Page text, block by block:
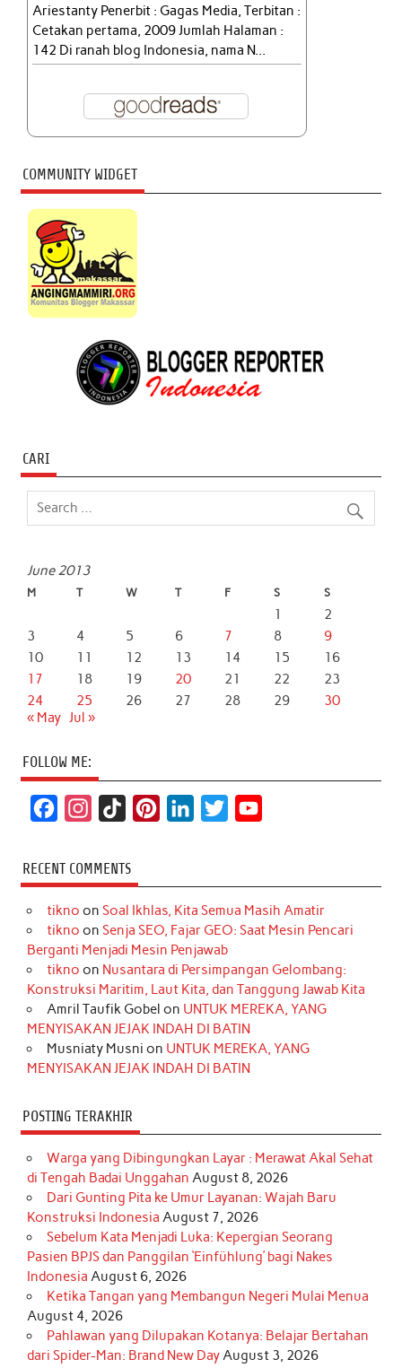
Ariestanty Penerbit : Gagas Media, Terbitan :
Cetakan pertama, 2009 Jumlah Halaman :
142 Di ranah blog Indonesia, nama N...
COMMUNITY WIDGET
CARI
June 2013
M T W T F S S
1
2
3
4 5 6 7 8
9
10
11 12 13 14 15
16
17
18 19 20 21 22
23
24
25 26 27 28 29
30
« May Jul »
FOLLOW ME:
c
e
b
o
k
s
t
a
r
a
m
k
T
o
k
t
e
r
e
s
t
k
e
d
I
n
t
t
r
T
u
e
RECENT COMMENTS
tikno on Soal Ikhlas, Kita Semua Masih Amatir
tikno on Senja SEO, Fajar GEO: Saat Mesin Pencari
Berganti Menjadi Mesin Penjawab
tikno on Nusantara di Persimpangan Gelombang:
Konstruksi Maritim, Laut Kita, dan Tanggung Jawab Kita
Amril Taufik Gobel on UNTUK MEREKA, YANG
MENYISAKAN JEJAK INDAH DI BATIN
Musniaty Musni on UNTUK MEREKA, YANG
MENYISAKAN JEJAK INDAH DI BATIN
POSTING TERAKHIR
Warga yang Dibingungkan Layar : Merawat Akal Sehat
di Tengah Badai Unggahan August 8, 2026
Dari Gunting Pita ke Umur Layanan: Wajah Baru
Konstruksi Indonesia August 7, 2026
Sebelum Kata Menjadi Luka: Kepergian Seorang
Pasien BPJS dan Panggilan ‘Einfühlung’ bagi Nakes
Indonesia August 6, 2026
Ketika Tangan yang Membangun Negeri Mulai Menua
August 4, 2026
Pahlawan yang Dilupakan Kotanya: Belajar Bertahan
dari Spider-Man: Brand New DayAugust 3, 2026